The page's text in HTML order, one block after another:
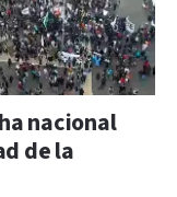
nacional
de la